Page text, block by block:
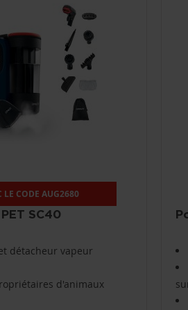
LE CODE AUG2680
SC40
détacheur vapeur
d'animaux